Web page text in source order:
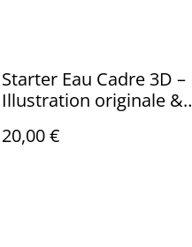
Starter Eau Cadre 3D –
Illustration originale &
20,00 €